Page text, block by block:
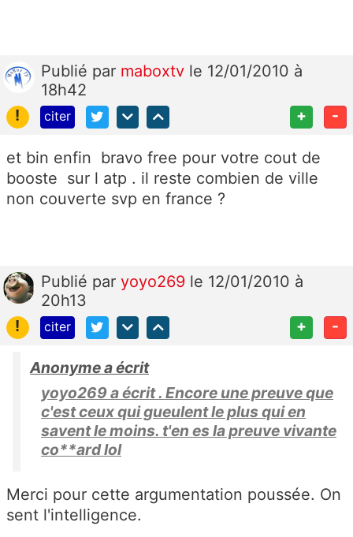
Publié par maboxtv le 12/01/2010 à
18h42
!
citer + -
et bin enfin bravo free pour votre cout de
booste sur l atp . il reste combien de ville
non couverte svp en france ?
Publié par yoyo269 le 12/01/2010 à
20h13
!
citer + -
Anonyme a écrit
yoyo269 a écrit . Encore une preuve que
c'est ceux qui gueulent le plus qui en
savent le moins. t'en es la preuve vivante
co**ard lol
Merci pour cette argumentation poussée. On
sent l'intelligence.